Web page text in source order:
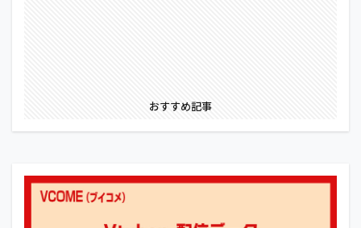
おすすめ記事